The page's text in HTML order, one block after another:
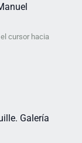
cursor hacia
Galería